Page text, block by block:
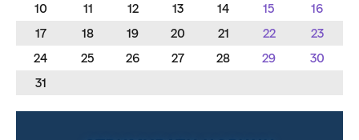
10
11 12 13 14 15
16
17
18 19 20 21 22
23
24
25 26 27 28 29
30
31